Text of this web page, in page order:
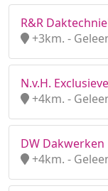
R&R
+3km. -
N.v.H.
+4km. -
DW Dakwerken
+4km. -